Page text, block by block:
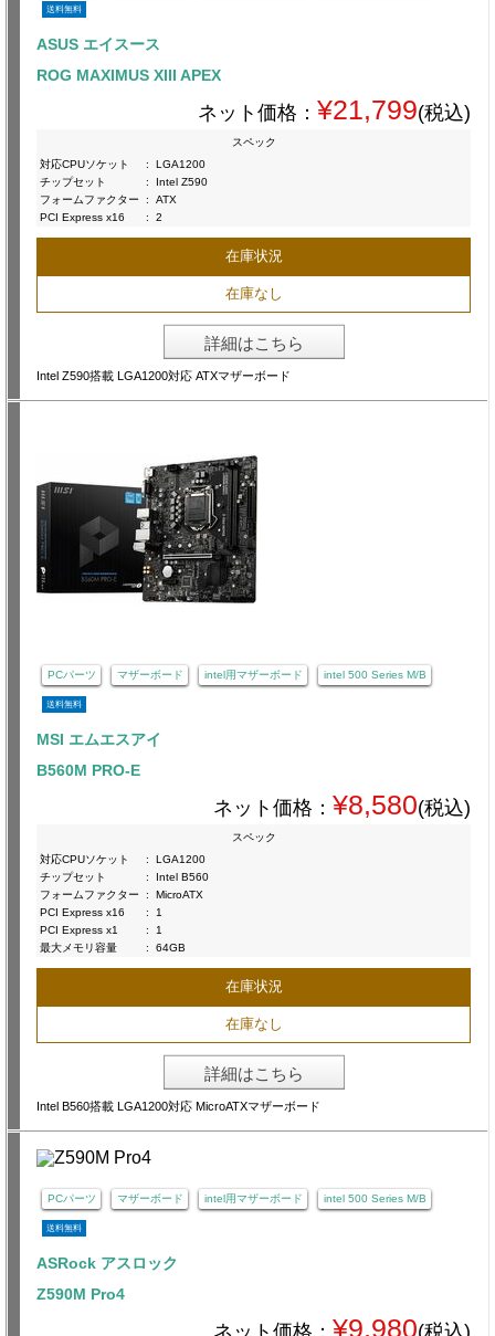
送料無料
ASUS エイスース
ROG MAXIMUS XIII APEX
ネット価格： ¥21,799(税込)
スペック
対応CPUソケット
:
LGA1200
チップセット
:
Intel Z590
フォームファクター
:
ATX
PCI Express x16
: 2
在庫状況
在庫なし
詳細はこちら
Intel Z590搭載 LGA1200対応 ATXマザーボード
PCパーツ マザーボード intel用マザーボード intel 500 Series M/B
送料無料
MSI エムエスアイ
B560M PRO-E
ネット価格： ¥8,580(税込)
スペック
対応CPUソケット
:
LGA1200
チップセット
:
Intel B560
フォームファクター
:
MicroATX
PCI Express x16
:
1
PCI Express x1
:
1
最大メモリ容量
: 64GB
在庫状況
在庫なし
詳細はこちら
Intel B560搭載 LGA1200対応 MicroATXマザーボード
PCパーツ マザーボード intel用マザーボード intel 500 Series M/B
送料無料
ASRock アスロック
Z590M Pro4
ネット価格： ¥9,980(税込)